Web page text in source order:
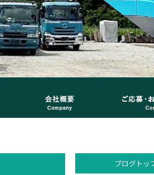
ブログトッ